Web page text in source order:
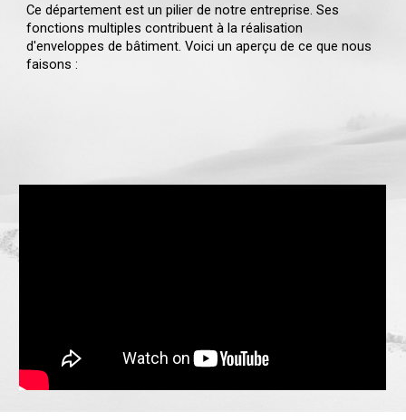
Ce département est un pilier de notre entreprise. Ses
fonctions multiples contribuent à la réalisation
d'enveloppes de bâtiment. Voici un aperçu de ce que nous
faisons :